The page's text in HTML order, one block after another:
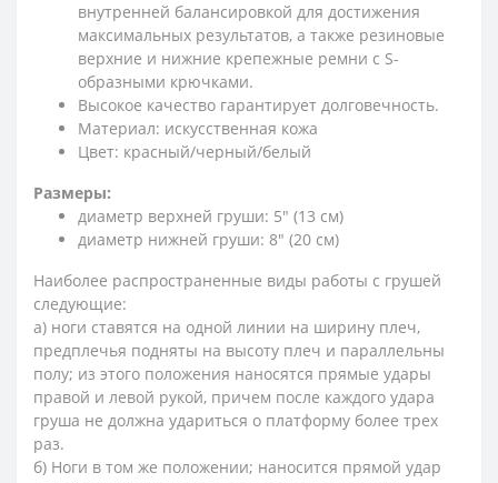
внутренней балансировкой для достижения
максимальных результатов, а также резиновые
верхние и нижние крепежные ремни с S-
образными крючками.
Высокое качество гарантирует долговечность.
Материал: искусственная кожа
Цвет: красный/черный/белый
Размеры:
диаметр верхней груши: 5" (13 см)
диаметр нижней груши: 8" (20 см)
Наиболее распространенные виды работы с грушей
следующие:
а) ноги ставятся на одной линии на ширину плеч,
предплечья подняты на высоту плеч и параллельны
полу; из этого положения наносятся прямые удары
правой и левой рукой, причем после каждого удара
груша не должна удариться о платформу более трех
раз.
б) Ноги в том же положении; наносится прямой удар